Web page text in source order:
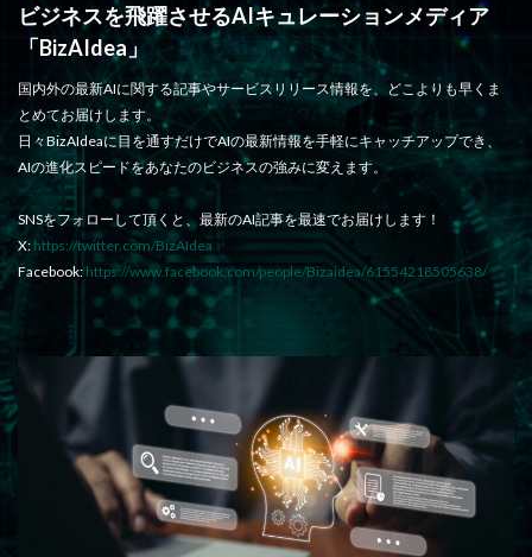
ビジネスを飛躍させるAIキュレーションメディア
「BizAIdea」
国内外の最新AIに関する記事やサービスリリース情報を、どこよりも早くま
とめてお届けします。
日々BizAIdeaに目を通すだけでAIの最新情報を手軽にキャッチアップでき、
AIの進化スピードをあなたのビジネスの強みに変えます。
SNSをフォローして頂くと、最新のAI記事を最速でお届けします！
X: https://twitter.com/BizAIdea
Facebook: https://www.facebook.com/people/Bizaidea/61554218505638/